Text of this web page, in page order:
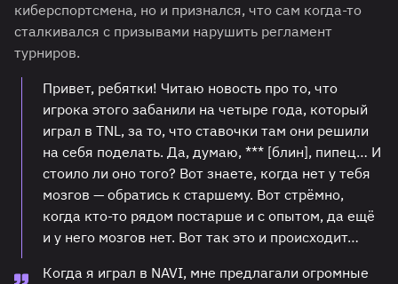
киберспортсмена, но и признался, что сам когда-то
сталкивался с призывами нарушить регламент
турниров.
Привет, ребятки! Читаю новость про то, что
игрока этого забанили на четыре года, который
играл в TNL, за то, что ставочки там они решили
на себя поделать. Да, думаю, *** [блин], пипец… И
стоило ли оно того? Вот знаете, когда нет у тебя
мозгов — обратись к старшему. Вот стрёмно,
когда кто-то рядом постарше и с опытом, да ещё
и у него мозгов нет. Вот так это и происходит…
Когда я играл в NAVI, мне предлагали огромные